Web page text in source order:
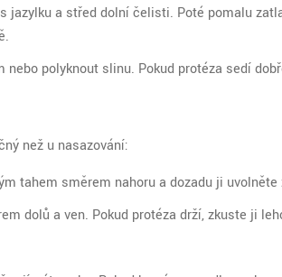
jazylku a střed dolní čelisti. Poté pomalu
polyknout slinu. Pokud protéza sedí
než u nasazování:
tahem směrem nahoru a dozadu ji uvolněte
dolů a ven. Pokud protéza drží, zkuste ji